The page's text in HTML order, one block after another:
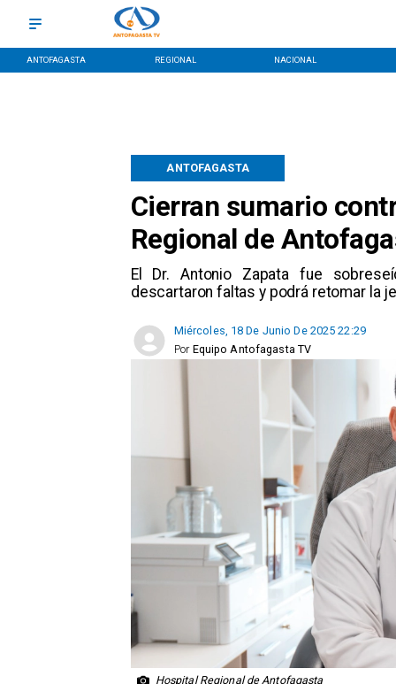
ANTOFAGASTA REGIONAL NACIONAL
Cierran sumario
Regional de
​El Dr. Antonio Zapata fue
descartaron faltas y podrá retomar la
ANTOFAGASTA
Miércoles, 18 De Junio De 2025 22:29
Equipo Antofagasta TV
Por
Hospital Regional de Antofagasta